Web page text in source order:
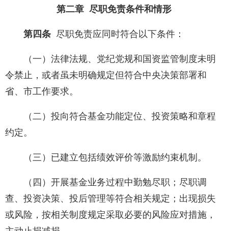
第二章 尽职免责条件和情形
第四条 尽职免责应同时符合以下条件：
（一）法律法规、党纪党规和国资监管制度未明
令禁止，或者虽未明确规定但符合中央决策部署和
省、市工作要求。
（二）投向符合基金功能定位、投资策略和章程
约定。
（三）已建立包括绩效评价等激励约束机制。
（四）开展基金业务过程中勤勉尽职；尽职调
查、投资决策、投后管理等符合相关规定；出现损失
或风险，按相关制度规定采取必要的风险应对措施，